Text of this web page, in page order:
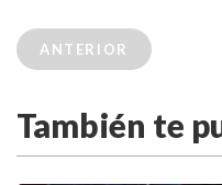
ANTERIOR
También te